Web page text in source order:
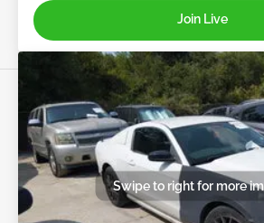
Join Live
Swipe to right for more